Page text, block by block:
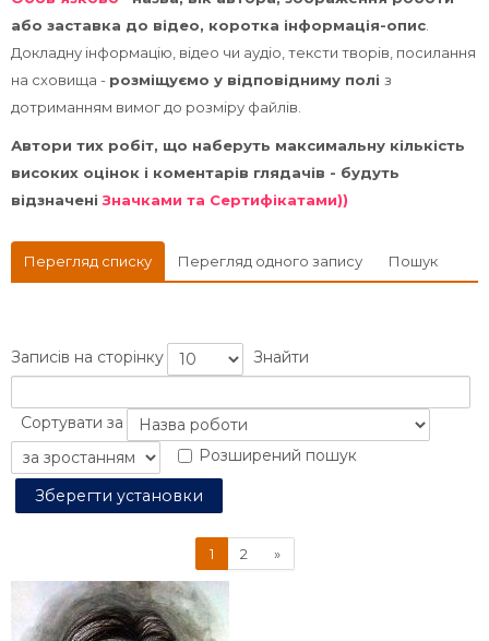
або заставка до відео, коротка інформація-опис
Докладну інформацію, відео чи аудіо, тексти творів, посилання
на сховища - розміщуємо у відповідниму полі з
дотриманням вимог до розміру файлів.
Автори тих робіт, що наберуть максимальну кількість
високих оцінок і коментарів глядачів - будуть
відзначеніЗначками та Сертифікатами))
Перегляд списку Перегляд одного запису Пошук
Записів на сторінку Знайти
Сортувати за
Розширений пошук
1(поточний)
2 »Далі